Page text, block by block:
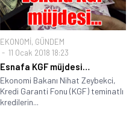
EKONOMİ, GÜNDEM
11 Ocak 2018 18:23
Esnafa KGF müjdesi…
Ekonomi Bakanı Nihat Zeybekci,
Kredi Garanti Fonu (KGF) teminatlı
kredilerin...